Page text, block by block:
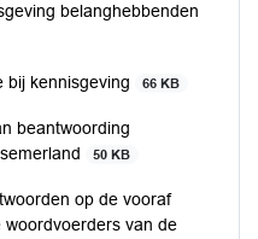
belanghebbenden
bij kennisgeving 66 KB
beantwoording
50 KB
op de vooraf
van de